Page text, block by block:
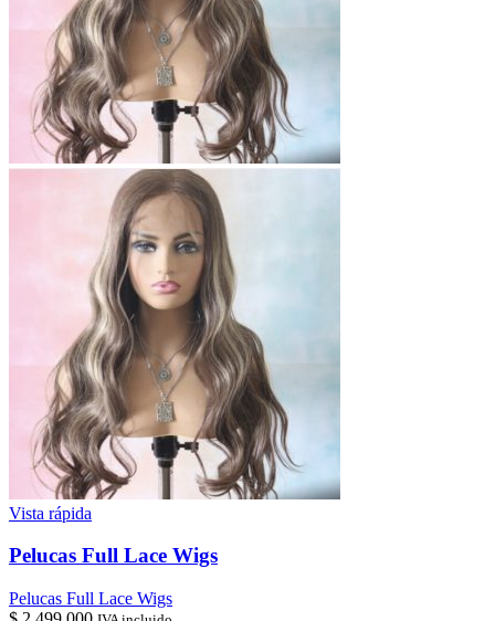
Vista rápida
Pelucas Full Lace Wigs
Pelucas Full Lace Wigs